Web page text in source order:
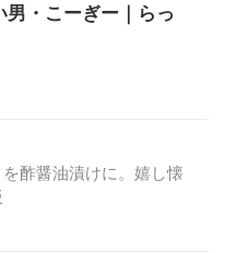
男・こーぎー｜らっ
酢醤油漬けに。嬉し懐